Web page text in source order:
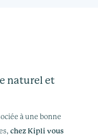
naturel et
à une bonne
chez Kipli vous